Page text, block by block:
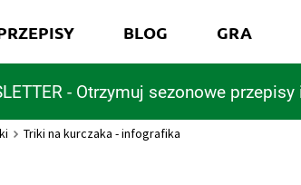
- Otrzymuj sezonowe
BLOG GRA
Triki na kurczaka - infografika